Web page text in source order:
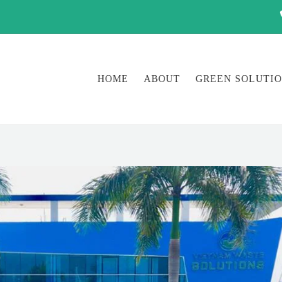
HOME ABOUT GREEN